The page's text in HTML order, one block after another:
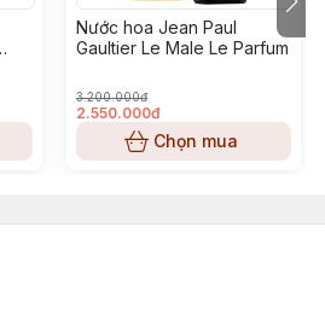
Nước hoa Jean Paul
Gaultier Le Male Le Parfum
3.200.000đ
2.550.000đ
Chọn mua